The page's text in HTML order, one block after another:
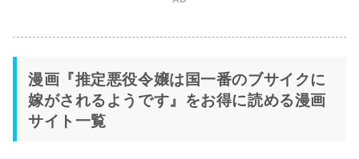
漫画『推定悪役令嬢は国一番のブサイクに
嫁がされるようです』をお得に読める漫画
サイト一覧